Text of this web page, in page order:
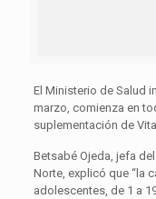
El Ministerio de Salud
marzo, comienza en
suplementación de
Betsabé Ojeda, jefa
Norte, explicó que “la
adolescentes, de 1 a